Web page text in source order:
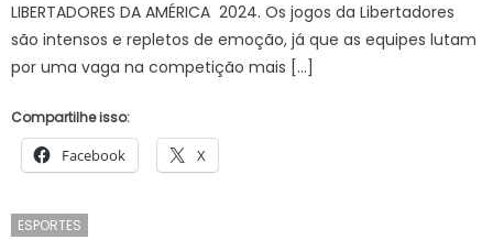
LIBERTADORES DA AMÉRICA 2024. Os jogos da Libertadores
são intensos e repletos de emoção, já que as equipes lutam
por uma vaga na competição mais […]
Compartilhe isso:
Facebook X
ESPORTES